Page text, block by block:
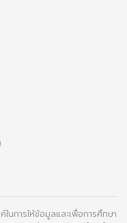
การให้ข้อมูลและเพื่อการศึกษา